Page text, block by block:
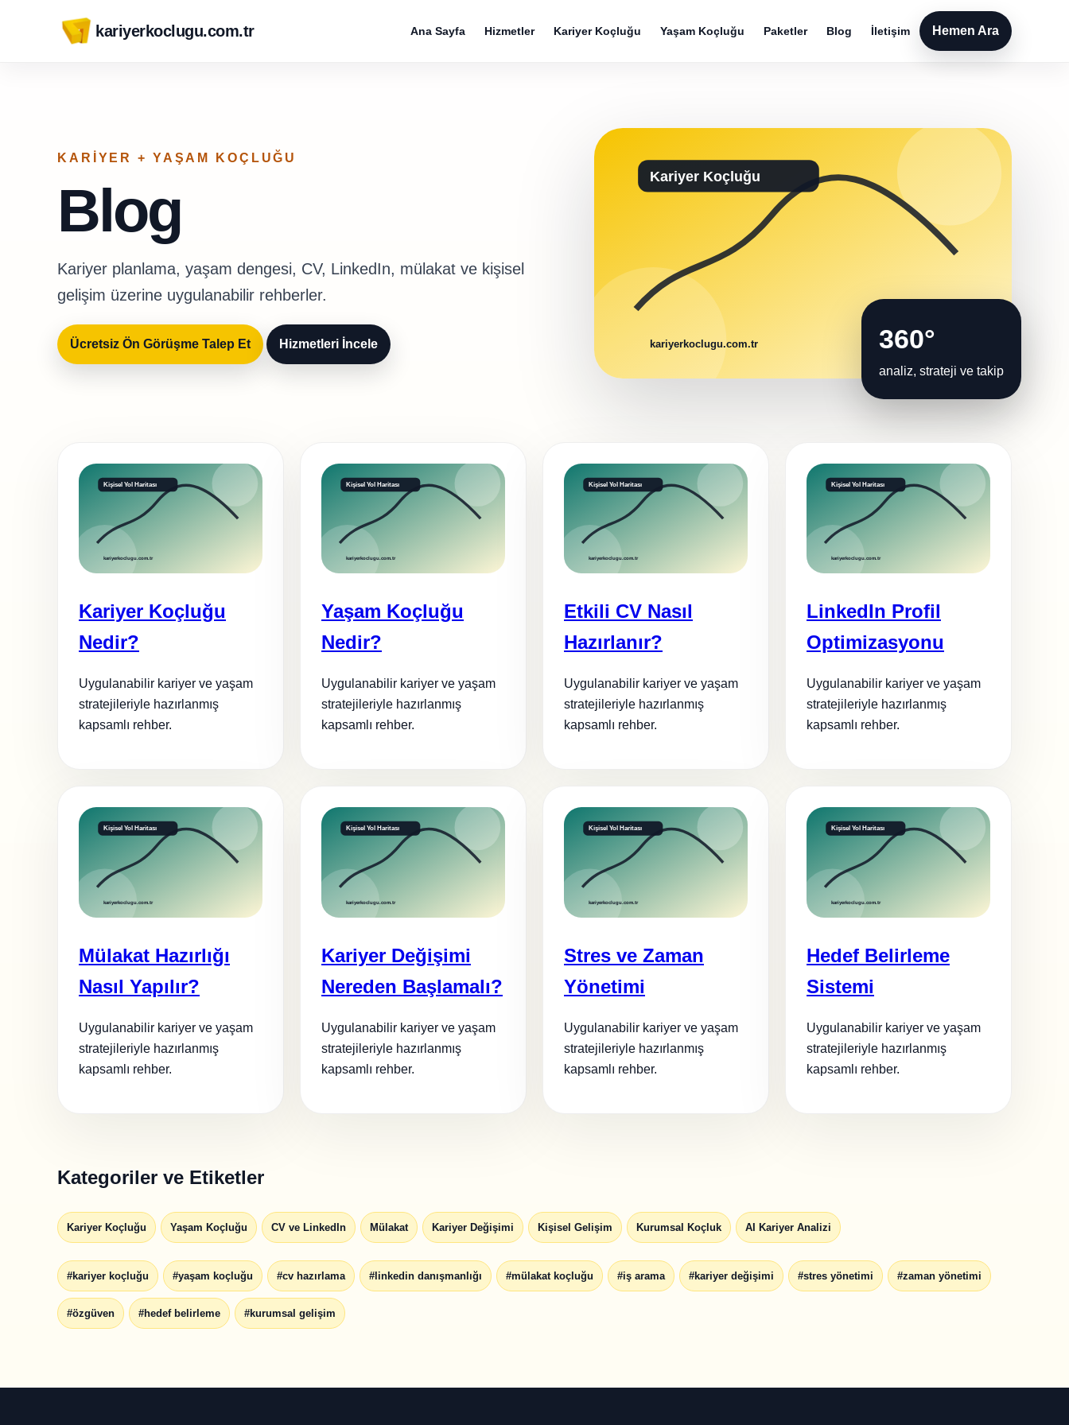
kariyerkoclugu.com.tr Ana Sayfa Hizmetler Kariyer Koçluğu Yaşam Koçluğu Paketler Blog İletişim Hemen Ara
KARIYER + YAŞAM KOÇLUĞU
Blog
Kariyer planlama, yaşam dengesi, CV, LinkedIn, mülakat ve kişisel
gelişim üzerine uygulanabilir rehberler.
Ücretsiz Ön Görüşme Talep Et Hizmetleri İncele 360°
analiz, strateji ve takip
Kariyer Koçluğu
Nedir?
Uygulanabilir kariyer ve yaşam
stratejileriyle hazırlanmış
kapsamlı rehber.
Yaşam Koçluğu
Nedir?
Uygulanabilir kariyer ve yaşam
stratejileriyle hazırlanmış
kapsamlı rehber.
Etkili CV Nasıl
Hazırlanır?
Uygulanabilir kariyer ve yaşam
stratejileriyle hazırlanmış
kapsamlı rehber.
LinkedIn Profil
Optimizasyonu
Uygulanabilir kariyer ve yaşam
stratejileriyle hazırlanmış
kapsamlı rehber.
Mülakat Hazırlığı
Nasıl Yapılır?
Uygulanabilir kariyer ve yaşam
stratejileriyle hazırlanmış
kapsamlı rehber.
Kariyer Değişimi
Nereden Başlamalı?
Uygulanabilir kariyer ve yaşam
stratejileriyle hazırlanmış
kapsamlı rehber.
Stres ve Zaman
Yönetimi
Uygulanabilir kariyer ve yaşam
stratejileriyle hazırlanmış
kapsamlı rehber.
Hedef Belirleme
Sistemi
Uygulanabilir kariyer ve yaşam
stratejileriyle hazırlanmış
kapsamlı rehber.
Kategoriler ve Etiketler
Kariyer Koçluğu Yaşam Koçluğu CV ve LinkedIn Mülakat Kariyer Değişimi Kişisel Gelişim Kurumsal Koçluk AI Kariyer Analizi
#kariyer koçluğu #yaşam koçluğu #cv hazırlama #linkedin danışmanlığı #mülakat koçluğu #iş arama #kariyer değişimi #stres yönetimi #zaman yönetimi
#özgüven #hedef belirleme #kurumsal gelişim